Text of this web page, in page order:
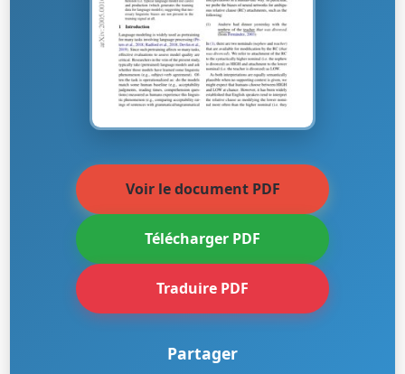
Voir le document PDF
Télécharger PDF
Traduire PDF
Partager